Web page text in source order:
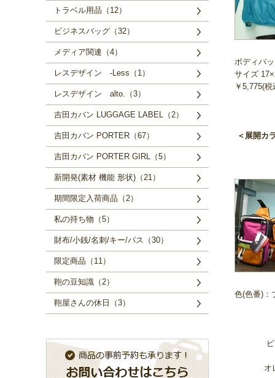
トラベル用品（12）
ビジネスバッグ（32）
メディア関連（4）
レスデザイン -Less（1）
レスデザイン alto.（3）
吉田カバン LUGGAGE LABEL（2）
吉田カバン PORTER（67）
吉田カバン PORTER GIRL（5）
新開発(素材 機能 形状)（21）
期間限定入荷商品（2）
私の持ち物（5）
財布/小銭/名刺/キー/パス（30）
限定商品（11）
鞄の豆知識（2）
鞄屋さんの休日（3）
ボディバ
サイズ
￥5,775(税
＜展開カ
色(色番)：
ピン
オレ